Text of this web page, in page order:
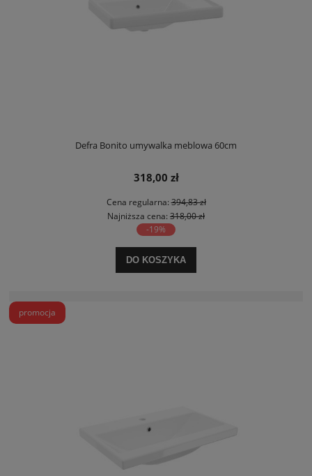
Defra Bonito umywalka meblowa 60cm
318,00 zł
Cena regularna:394,83 zł
Najniższa cena: 318,00 zł
-19%
DO KOSZYKA
promocja